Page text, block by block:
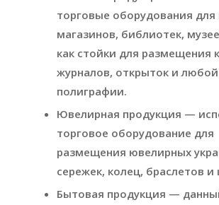
торговые оборудования
магазинов, библиотек,
как стойки для размещения
журналов, открыток и любой
полиграфии.
Ювелирная продукция —
торговое оборудование для
размещения ювелирных
сережек, колец, браслетов и
Бытовая продукция —